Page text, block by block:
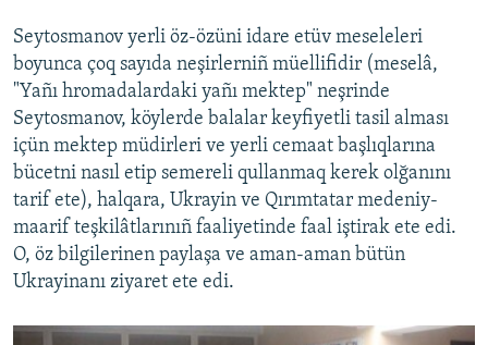
Seytosmanov yerli öz-özüni idare etüv meseleleri
boyunca çoq sayıda neşirlerniñ müellifidir (meselâ,
"Yañı hromadalardaki yañı mektep" neşrinde
Seytosmanov, köylerde balalar keyfiyetli tasil alması
içün mektep müdirleri ve yerli cemaat başlıqlarına
bücetni nasıl etip semereli qullanmaq kerek olğanını
tarif ete), halqara, Ukrayin ve Qırımtatar medeniy-
maarif teşkilâtlarınıñ faaliyetinde faal iştirak ete edi.
O, öz bilgilerinen paylaşa ve aman-aman bütün
Ukrayinanı ziyaret ete edi.